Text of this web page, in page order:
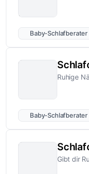
Baby-Schlafberater
Ruhige
Baby-Schlafberater
Gibt dir